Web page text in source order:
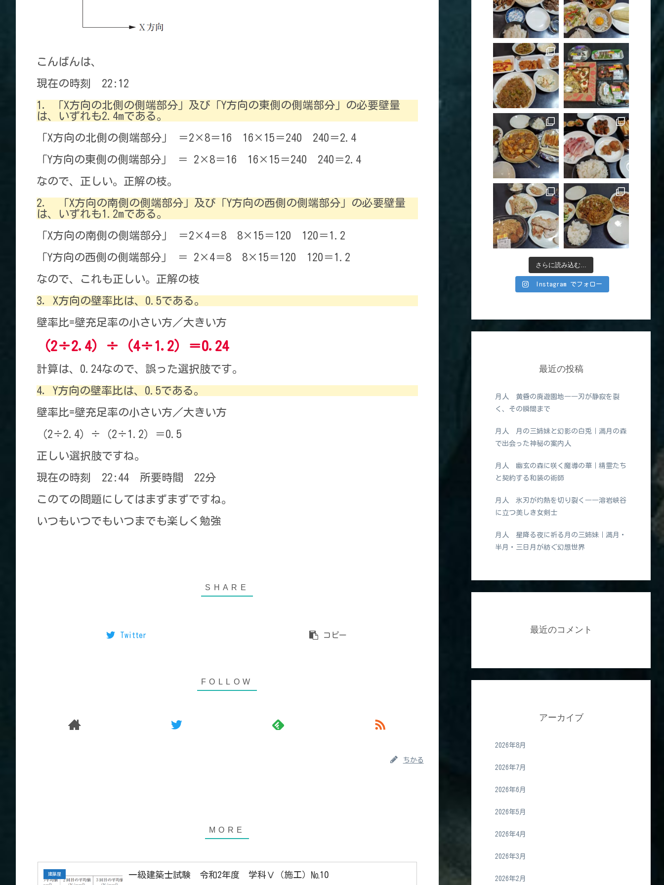
こんばんは、
現在の時刻 22:12
1．「X方向の北側の側端部分」及び「Y方向の東側の側端部分」の必要壁量
は、いずれも2.4mである。
「X方向の北側の側端部分」 ＝2×8＝16 16×15＝240 240＝2.4
「Y方向の東側の側端部分」 ＝ 2×8＝16 16×15＝240 240＝2.4
なので、正しい。正解の枝。
2． 「X方向の南側の側端部分」及び「Y方向の西側の側端部分」の必要壁量
は、いずれも1.2mである。
「X方向の南側の側端部分」 ＝2×4＝8 8×15＝120 120＝1.2
「Y方向の西側の側端部分」 ＝ 2×4＝8 8×15＝120 120＝1.2
なので、これも正しい。正解の枝
3．X方向の壁率比は、0.5である。
壁率比=壁充足率の小さい方／大きい方
（2÷2.4）÷（4÷1.2）＝0.24
計算は、0.24なので、誤った選択肢です。
4．Y方向の壁率比は、0.5である。
壁率比=壁充足率の小さい方／大きい方
（2÷2.4）÷（2÷1.2）＝0.5
正しい選択肢ですね。
現在の時刻 22:44 所要時間 22分
このての問題にしてはまずまずですね。
いつもいつでもいつまでも楽しく勉強
Twitter コピー
ちかる
建築屋 一級建築士試験 令和2年度 学科Ⅴ（施工）№10
さらに読み込む...
Instagram でフォロー
最近の投稿
月人 黄昏の廃遊園地――刃が静寂を裂
く、その瞬間まで
月人 月の三姉妹と幻影の白兎｜満月の森
で出会った神秘の案内人
月人 幽玄の森に咲く魔導の華｜精霊たち
と契約する和装の術師
月人 氷刃が灼熱を切り裂く――溶岩峡谷
に立つ美しき女剣士
月人 星降る夜に祈る月の三姉妹｜満月・
半月・三日月が紡ぐ幻想世界
最近のコメント
アーカイブ
2026年8月
2026年7月
2026年6月
2026年5月
2026年4月
2026年3月
2026年2月